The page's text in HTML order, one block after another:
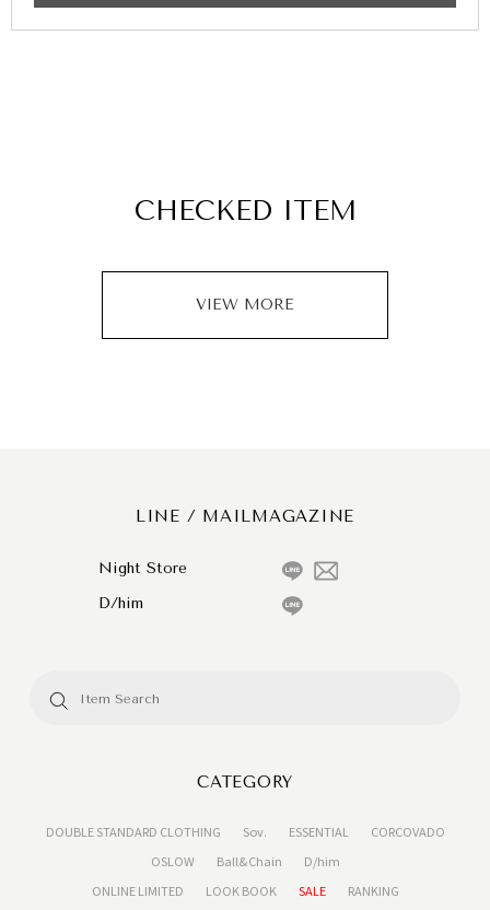
CHECKED ITEM
VIEW MORE
LINE / MAILMAGAZINE
Night Store
D/him
CATEGORY
DOUBLE STANDARD CLOTHING Sov. ESSENTIAL
CORCOVADO
OSLOW
Ball&Chain
D/him
ONLINE LIMITED
LOOK BOOK SALE
RANKING